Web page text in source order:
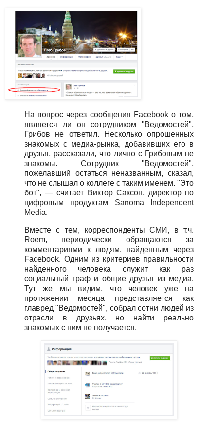
На вопрос через сообщения Facebook о том,
является ли он сотрудником "Ведомостей",
Грибов не ответил. Несколько опрошенных
знакомых с медиа-рынка, добавивших его в
друзья, рассказали, что лично с Грибовым не
знакомы. Сотрудник "Ведомостей",
пожелавший остаться неназванным, сказал,
что не слышал о коллеге с таким именем. "Это
бот", — считает Виктор Саксон, директор по
цифровым продуктам Sanoma Independent
Media.
Вместе с тем, корреспонденты СМИ, в т.ч.
Roem, периодически обращаются за
комментариями к людям, найденным через
Facebook. Одним из критериев правильности
найденного человека служит как раз
социальный граф и общие друзья из медиа.
Тут же мы видим, что человек уже на
протяжении месяца представляется как
главред "Ведомостей", собрал сотни людей из
отрасли в друзьях, но найти реально
знакомых с ним не получается.